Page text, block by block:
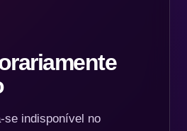
se indisponível no